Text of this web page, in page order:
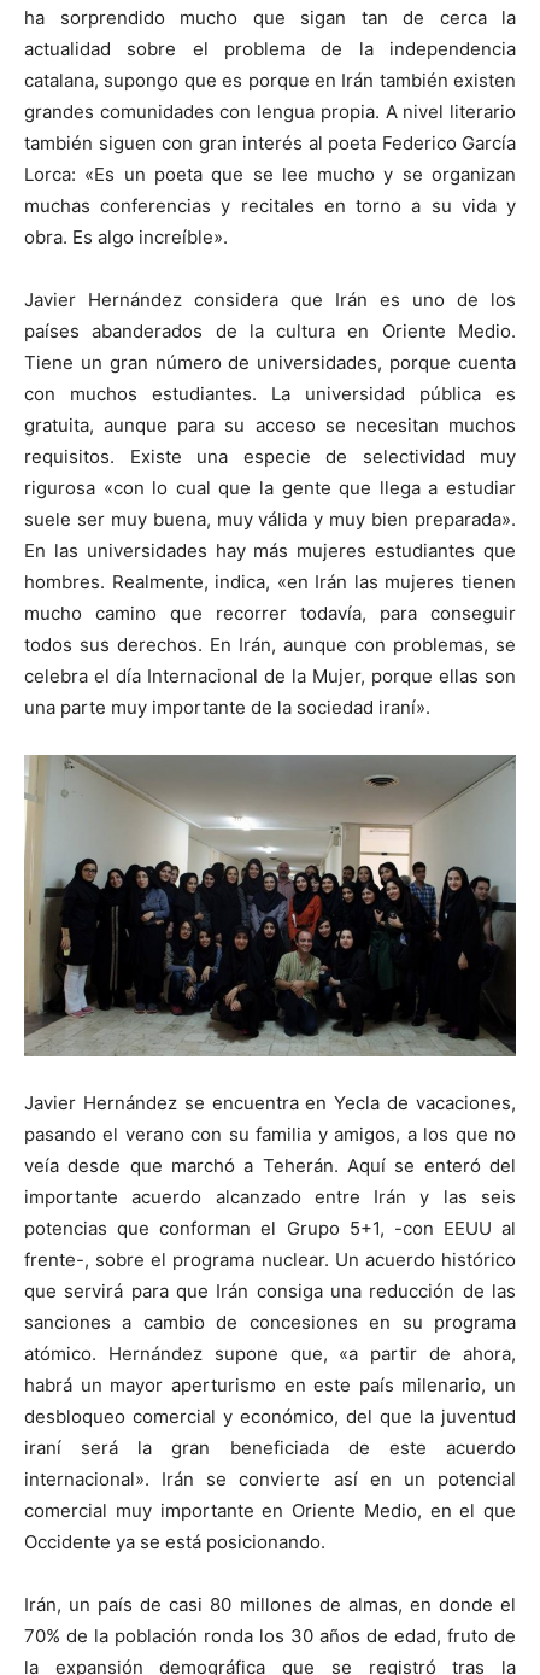
ha sorprendido mucho que sigan tan de cerca la
actualidad sobre el problema de la independencia
catalana, supongo que es porque en Irán también existen
grandes comunidades con lengua propia. A nivel literario
también siguen con gran interés al poeta Federico García
Lorca: «Es un poeta que se lee mucho y se organizan
muchas conferencias y recitales en torno a su vida y
obra. Es algo increíble».
Javier Hernández considera que Irán es uno de los
países abanderados de la cultura en Oriente Medio.
Tiene un gran número de universidades, porque cuenta
con muchos estudiantes. La universidad pública es
gratuita, aunque para su acceso se necesitan muchos
requisitos. Existe una especie de selectividad muy
rigurosa «con lo cual que la gente que llega a estudiar
suele ser muy buena, muy válida y muy bien preparada».
En las universidades hay más mujeres estudiantes que
hombres. Realmente, indica, «en Irán las mujeres tienen
mucho camino que recorrer todavía, para conseguir
todos sus derechos. En Irán, aunque con problemas, se
celebra el día Internacional de la Mujer, porque ellas son
una parte muy importante de la sociedad iraní».
Javier Hernández se encuentra en Yecla de vacaciones,
pasando el verano con su familia y amigos, a los que no
veía desde que marchó a Teherán. Aquí se enteró del
importante acuerdo alcanzado entre Irán y las seis
potencias que conforman el Grupo 5+1, -con EEUU al
frente-, sobre el programa nuclear. Un acuerdo histórico
que servirá para que Irán consiga una reducción de las
sanciones a cambio de concesiones en su programa
atómico. Hernández supone que, «a partir de ahora,
habrá un mayor aperturismo en este país milenario, un
desbloqueo comercial y económico, del que la juventud
iraní será la gran beneficiada de este acuerdo
internacional». Irán se convierte así en un potencial
comercial muy importante en Oriente Medio, en el que
Occidente ya se está posicionando.
Irán, un país de casi 80 millones de almas, en donde el
70% de la población ronda los 30 años de edad, fruto de
la expansión demográfica que se registró tras la